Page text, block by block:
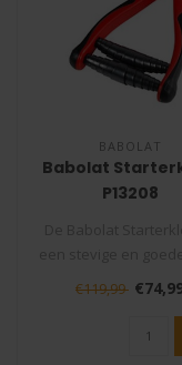
BABOLAT
Babolat
P13208
die niet mag
€119,99